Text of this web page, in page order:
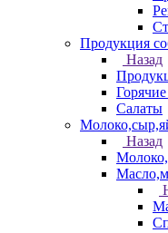
Продукция
Назад
Салаты
Назад